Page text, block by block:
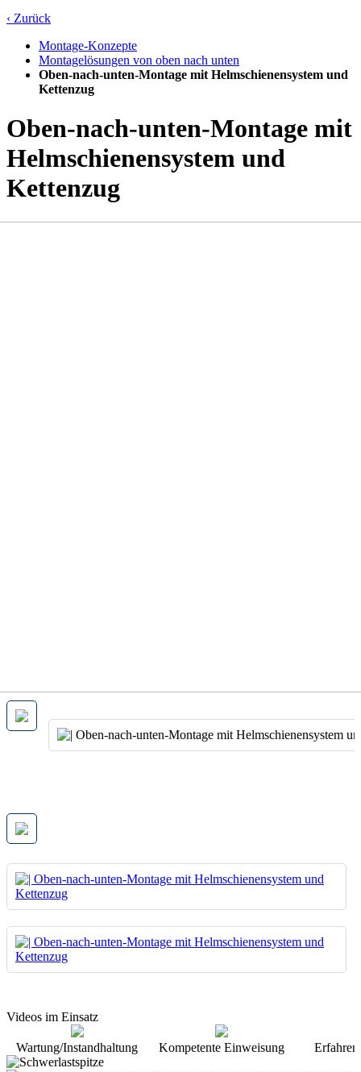
‹ Zurück
Montage-Konzepte
Montagelösungen von oben nach unten
Oben-nach-unten-Montage mit Helmschienensystem und
Kettenzug
Oben-nach-unten-Montage mit
Helmschienensystem und
Kettenzug
Videos im Einsatz
Wartung/Instandhaltung Kompetente Einweisung